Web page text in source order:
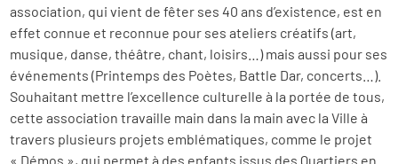
association, qui vient de fêter ses 40 ans d’existence, est en
effet connue et reconnue pour ses ateliers créatifs (art,
musique, danse, théâtre, chant, loisirs…) mais aussi pour ses
événements (Printemps des Poètes, Battle Dar, concerts…).
Souhaitant mettre l’excellence culturelle à la portée de tous,
cette association travaille main dans la main avec la Ville à
travers plusieurs projets emblématiques, comme le projet
« Démos », qui permet à des enfants issus des Quartiers en